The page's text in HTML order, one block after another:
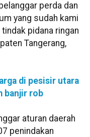
perda dan
yang sudah kami
pidana ringan
Tangerang,
di pesisir utara
banjir rob
aturan daerah
penindakan